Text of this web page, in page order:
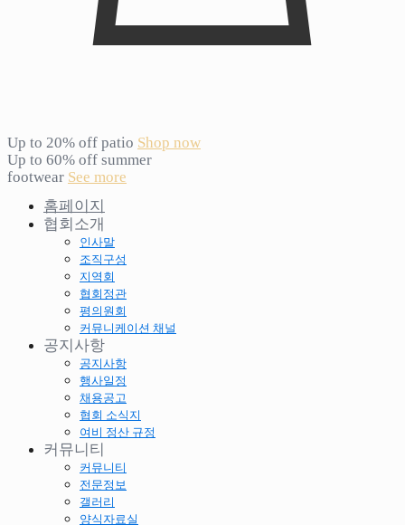
Up to 20% off patio Shop now
Up to 60% off summer
footwear See more
홈페이지
협회소개
인사말
조직구성
지역회
협회정관
평의원회
커뮤니케이션 채널
공지사항
공지사항
행사일정
채용공고
협회 소식지
여비 정산 규정
커뮤니티
커뮤니티
전문정보
갤러리
양식자료실